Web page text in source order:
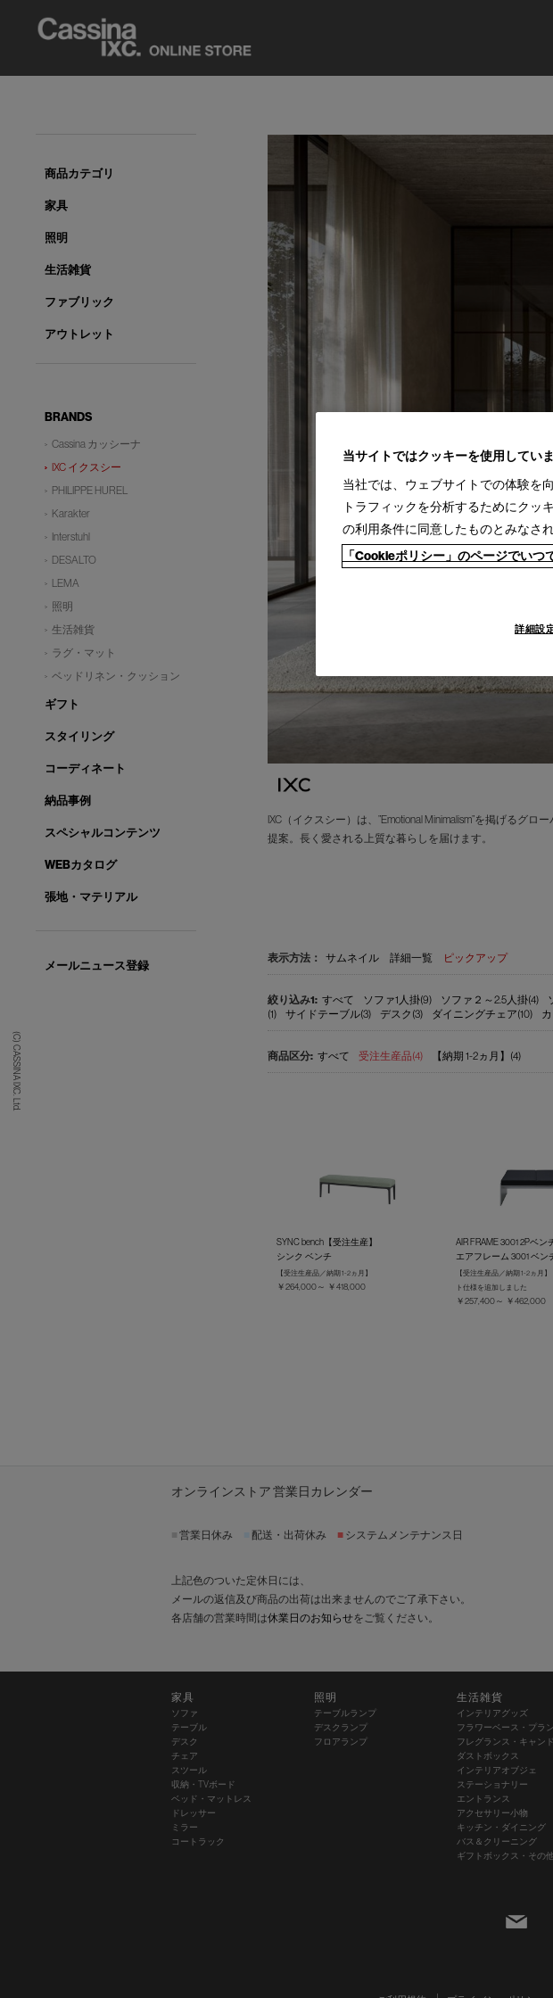
(C) CASSINA IXC. Ltd.
IXC（イクスシー）は、”Emotional Minimalism”を掲げる
提案。長く愛される上質な暮らしを届けます。
表示方法： サムネイル 詳細一覧 ピックアップ
すべて ソファ1人掛(9) ソファ２～2.5人掛(4)
(1)
サイドテーブル(3) デスク(3) ダイニングチェア(10)
すべて 受注生産品(4) 【納期 1-2ヵ月】(4)
SYNC bench【受注生産】
シンク ベンチ
【受注生産品／納期 1-2ヵ月】
￥264,000～ ￥418,000
AIR FRAME 3001 2Pベン
エアフレーム 3001 ベン
【受注生産品／納期 1-2ヵ月
ト仕様を追加しました
￥257,400～ ￥462,000
商品カテゴリ
家具
照明
生活雑貨
ファブリック
アウトレット
BRANDS
Cassina カッシーナ
IXC イクスシー
PHILIPPE HUREL
Karakter
Interstuhl
DESALTO
LEMA
照明
生活雑貨
ラグ・マット
ベッドリネン・クッション
ギフト
スタイリング
コーディネート
納品事例
スペシャルコンテンツ
WEBカタログ
張地・マテリアル
メールニュース登録
オンラインストア 営業日カレンダー
営業日休み 配送・出荷休み ■ システムメンテナンス日
上記色のついた定休日には、
メールの返信及び商品の出荷は出来ませんのでご了承下さい。
各店舗の営業時間は休業日のお知らせをご覧ください。
家具
ソファ
テーブル
デスク
チェア
スツール
収納・TVボード
ベッド・マットレス
ドレッサー
ミラー
コートラック
照明
テーブルランプ
デスクランプ
フロアランプ
生活雑貨
インテリアグッズ
フラワーベース・プラ
フレグランス・キャン
ダストボックス
インテリアオブジェ
ステーショナリー
エントランス
アクセサリー小物
キッチン・ダイニング
バス＆クリーニング
ギフトボックス・その
当サイトではクッキーを使用してい
当社では、ウェブサイトでの体験を
トラフィックを分析するためにクッ
の利用条件に同意したものとみなされ
「Cookieポリシー」のページでい
詳細設